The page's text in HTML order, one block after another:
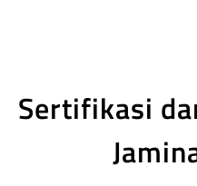
Sertifikasi